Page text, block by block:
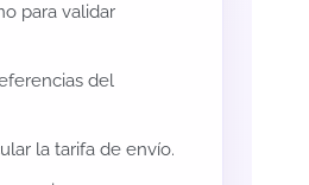
para validar
del
la tarifa de envío.